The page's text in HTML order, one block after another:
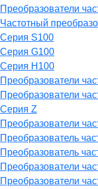
Преобразователи
Частотный
Серия S100
Серия G100
Серия H100
Преобразователи
Преобразователи
Серия Z
Преобразователи
Преобразователь
Преобразователь
Преобразователи
Преобразователи